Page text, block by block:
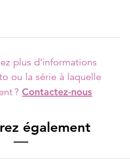
plus d’informations
ou la série à laquelle
? Contactez-nous
également